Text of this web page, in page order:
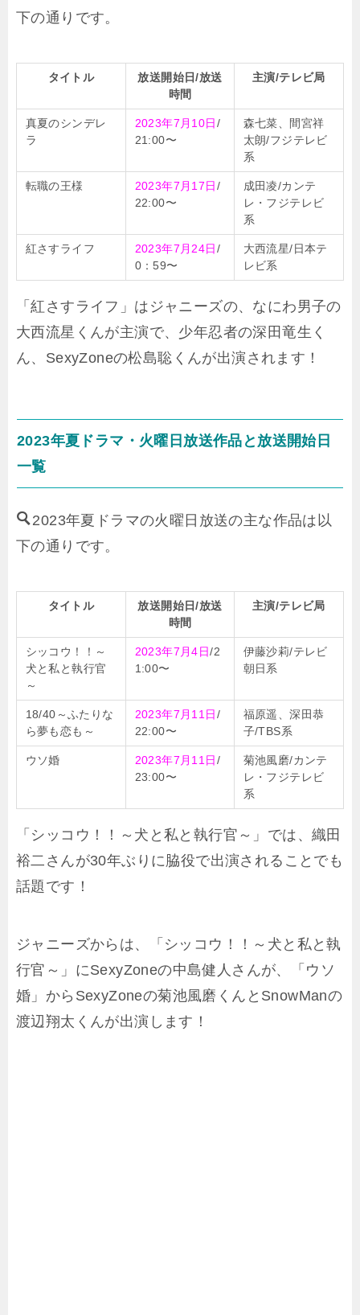
下の通りです。
タイトル
放送開始日/放送
時間
主演/テレビ局
真夏のシンデレ
ラ
2023年7月10日/
21:00〜
森七菜、間宮祥
太朗/フジテレビ
系
転職の王様 2023年7月17日/
22:00〜
成田凌/カンテ
レ・フジテレビ
系
紅さすライフ 2023年7月24日/
0：59〜
大西流星/日本テ
レビ系
「紅さすライフ」はジャニーズの、なにわ男子の
大西流星くんが主演で、少年忍者の深田竜生く
ん、SexyZoneの松島聡くんが出演されます！
2023年夏ドラマ・火曜日放送作品と放送開始日
一覧
2023年夏ドラマの火曜日放送の主な作品は以
下の通りです。
タイトル
放送開始日/放送
時間
主演/テレビ局
シッコウ！！～
犬と私と執行官
～
2023年7月4日/2
1:00〜
伊藤沙莉/テレビ
朝日系
18/40～ふたりな
ら夢も恋も～
2023年7月11日/
22:00〜
福原遥、深田恭
子/TBS系
ウソ婚 2023年7月11日/
23:00〜
菊池風磨/カンテ
レ・フジテレビ
系
「シッコウ！！～犬と私と執行官～」では、織田
裕二さんが30年ぶりに脇役で出演されることでも
話題です！
ジャニーズからは、「シッコウ！！～犬と私と執
行官～」にSexyZoneの中島健人さんが、「ウソ
婚」からSexyZoneの菊池風磨くんとSnowManの
渡辺翔太くんが出演します！